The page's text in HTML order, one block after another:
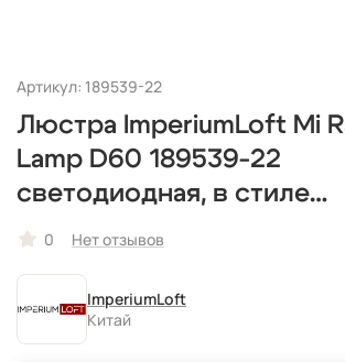
Артикул: 189539-22
Люстра ImperiumLoft Mi
Lamp D60 189539-22
светодиодная, в стиле
минимализм, в виде
0 Нет отзывов
ImperiumLoft
Китай